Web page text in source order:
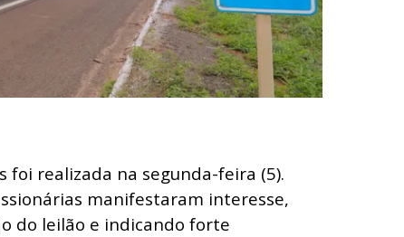
foi realizada na segunda-feira (5).
manifestaram interesse,
do leilão e indicando forte